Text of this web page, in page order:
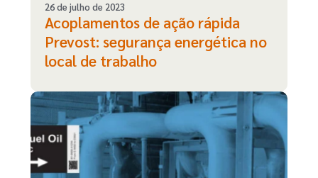
26 de julho de 2023
Acoplamentos de ação rápida
Prevost: segurança energética no
local de trabalho